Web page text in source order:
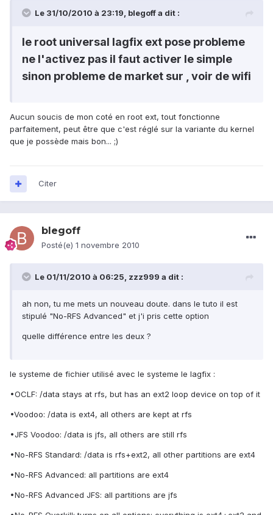
Le 31/10/2010 à 23:19, blegoff a dit :
le root universal lagfix ext pose probleme
ne l'activez pas il faut activer le simple
sinon probleme de market sur , voir de wifi
Aucun soucis de mon coté en root ext, tout fonctionne
parfaitement, peut être que c'est réglé sur la variante du kernel
que je possède mais bon... ;)
Citer
blegoff
Posté(e) 1 novembre 2010
Le 01/11/2010 à 06:25, zzz999 a dit :
ah non, tu me mets un nouveau doute. dans le tuto il est
stipulé "No-RFS Advanced" et j'i pris cette option
quelle différence entre les deux ?
le systeme de fichier utilisé avec le systeme le lagfix :
•OCLF: /data stays at rfs, but has an ext2 loop device on top of it
•Voodoo: /data is ext4, all others are kept at rfs
•JFS Voodoo: /data is jfs, all others are still rfs
•No-RFS Standard: /data is rfs+ext2, all other partitions are ext4
•No-RFS Advanced: all partitions are ext4
•No-RFS Advanced JFS: all partitions are jfs